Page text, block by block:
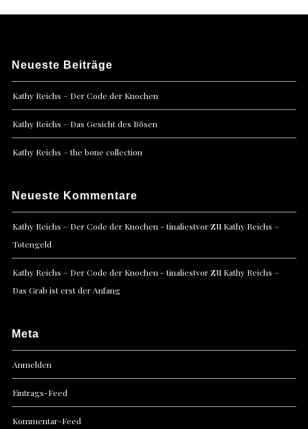
Neueste Beiträge
Kathy Reichs – Der Code der Knochen
Kathy Reichs – Das Gesicht des Bösen
Kathy Reichs – the bone collection
Neueste Kommentare
Kathy Reichs – Der Code der Knochen - tinaliestvorzu Kathy Reichs –
Totengeld
Kathy Reichs – Der Code der Knochen - tinaliestvorzu Kathy Reichs –
Das Grab ist erst der Anfang
Meta
Anmelden
Eintrags-Feed
Kommentar-Feed